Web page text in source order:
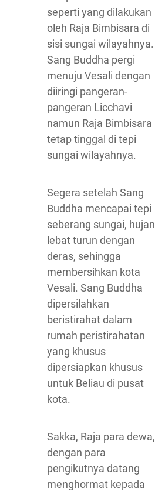
seperti yang dilakukan
oleh Raja Bimbisara di
sisi sungai wilayahnya.
Sang Buddha pergi
menuju Vesali dengan
diiringi pangeran-
pangeran Licchavi
namun Raja Bimbisara
tetap tinggal di tepi
sungai wilayahnya.
Segera setelah Sang
Buddha mencapai tepi
seberang sungai, hujan
lebat turun dengan
deras, sehingga
membersihkan kota
Vesali. Sang Buddha
dipersilahkan
beristirahat dalam
rumah peristirahatan
yang khusus
dipersiapkan khusus
untuk Beliau di pusat
kota.
Sakka, Raja para dewa,
dengan para
pengikutnya datang
menghormat kepada